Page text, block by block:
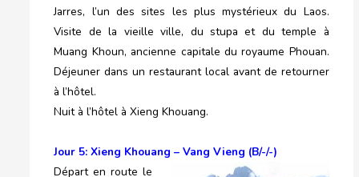
Jarres, l’un des sites les plus mystérieux du Laos.
Visite de la vieille ville, du stupa et du temple à
Muang Khoun, ancienne capitale du royaume Phouan.
Déjeuner dans un restaurant local avant de retourner
à l’hôtel.
Nuit à l’hôtel à Xieng Khouang.
Jour 5: Xieng Khouang – Vang Vieng (B/-/-)
Départ en route le